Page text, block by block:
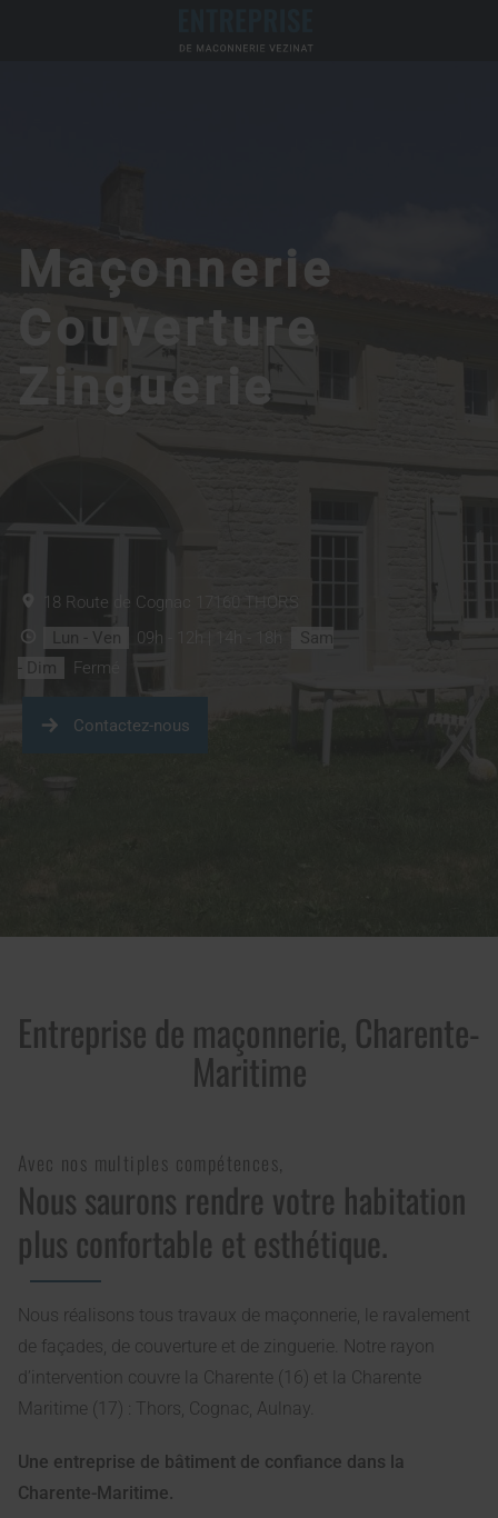
Maçonnerie
Couverture
Zinguerie
18 Route de Cognac 17160 THORS
Lun - Ven
09h - 12h | 14h - 18h
Sam
- Dim
Fermé
Contactez-nous
Entreprise de maçonnerie, Charente-
Maritime
Avec nos multiples compétences,
Nous saurons rendre votre habitation
plus confortable et esthétique.
Nous réalisons tous travaux de maçonnerie, le ravalement
de façades, de couverture et de zinguerie. Notre rayon
d’intervention couvre la Charente (16) et la Charente
Maritime (17) : Thors, Cognac, Aulnay.
Une entreprise de bâtiment de confiance dans la
Charente-Maritime.